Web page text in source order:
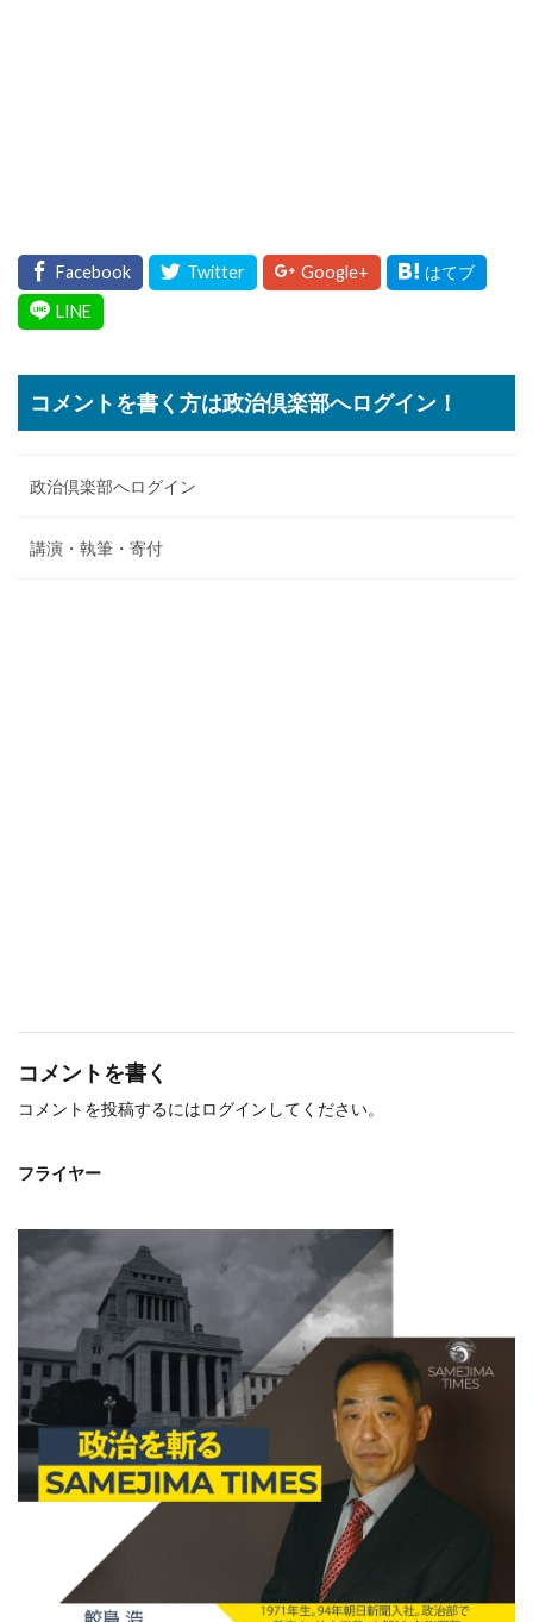
コメントを書く方は政治倶楽部へログイン！
政治倶楽部へログイン
講演・執筆・寄付
コメントを書く
コメントを投稿するにはログイン してください。
フライヤー